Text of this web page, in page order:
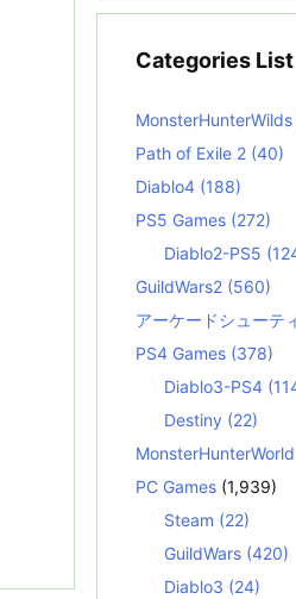
Categories List
MonsterHunterWilds
Path of Exile 2 (40)
Diablo4 (188)
PS5 Games (272)
Diablo2-PS5
GuildWars2 (560)
アーケードシューテ
PS4 Games (378)
Diablo3-PS4
Destiny (22)
MonsterHunterWorld
PC Games (1,939)
Steam (22)
GuildWars (420)
Diablo3 (24)